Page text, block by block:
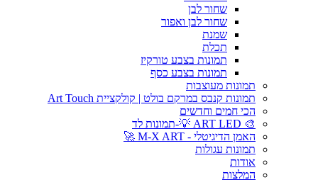
שחור לבן
שחור לבן ואפור
שמנת
תכלת
תמונות בצבע טורקיז
תמונות בצבע כסף
תמונות מעוצבות
תמונות קנבס במרקם בולט | קולקציית Art Touch
הכי חמים וחדשים
🎨 ART LED 💡-תמונות לד
האמן הדיגיטלי - M-X ART 🚀
תמונות עגולות
אודות
המלצות